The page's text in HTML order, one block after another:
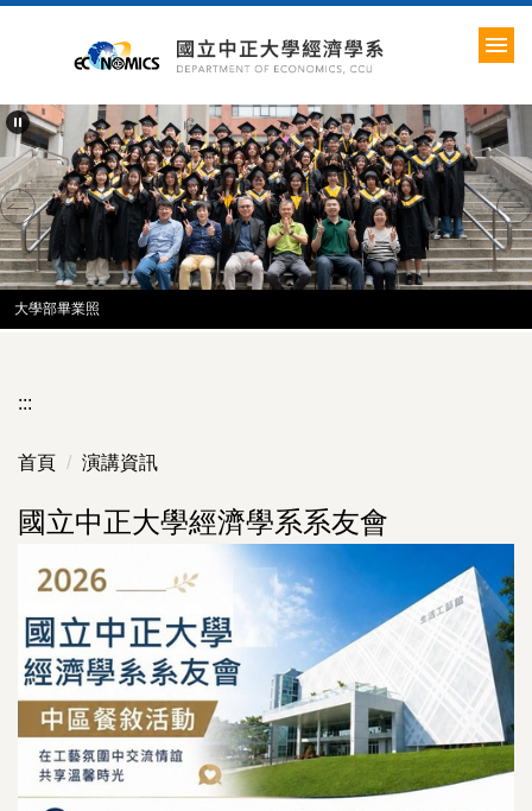
要
內
容
區
大學部畢業照
:::
首頁 演講資訊
國立中正大學經濟學系系友會